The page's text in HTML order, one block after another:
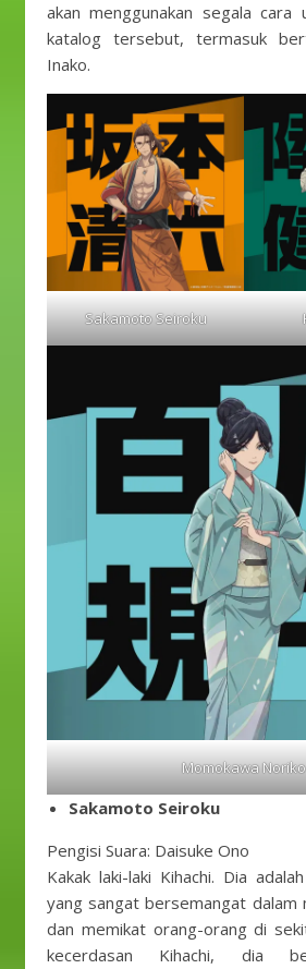
akan menggunakan segala cara
katalog tersebut, termasuk
Inako.
Sakamoto Seiroku
Momokawa Noriko
Sakamoto Seiroku
Pengisi Suara: Daisuke Ono
Kakak laki-laki Kihachi. Dia
yang sangat bersemangat dalam
dan memikat orang-orang di
kecerdasan Kihachi, dia